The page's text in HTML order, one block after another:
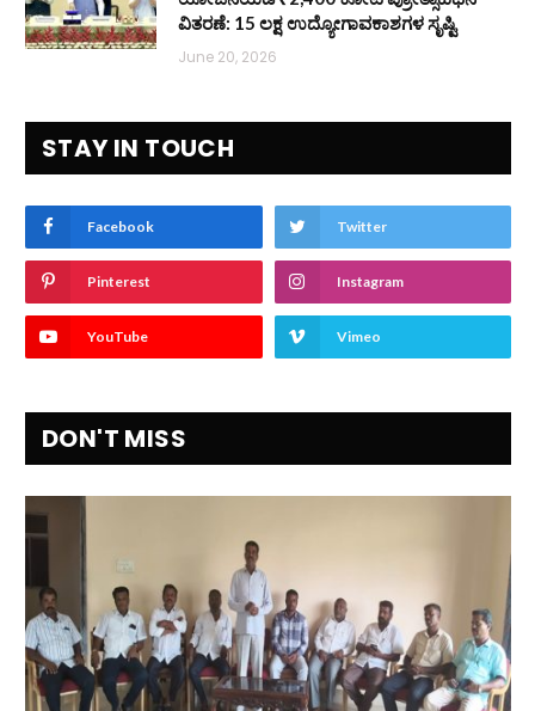
ವಿತರಣೆ: 15 ಲಕ್ಷ ಉದ್ಯೋಗಾವಕಾಶಗಳ ಸೃಷ್ಟಿ
June 20, 2026
STAY IN TOUCH
Facebook Twitter
Pinterest Instagram
YouTube Vimeo
DON'T MISS